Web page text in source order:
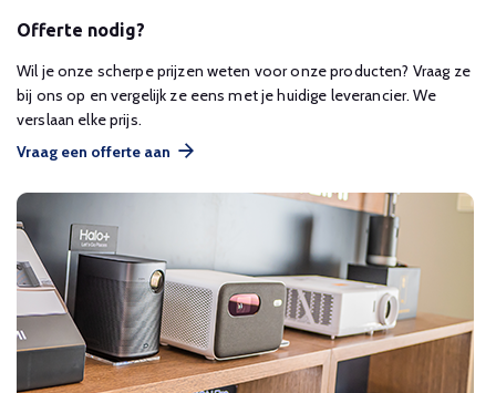
Offerte nodig?
Wil je onze scherpe prijzen weten voor onze producten? Vraag ze
bij ons op en vergelijk ze eens met je huidige leverancier. We
verslaan elke prijs.
Vraag een offerte aan